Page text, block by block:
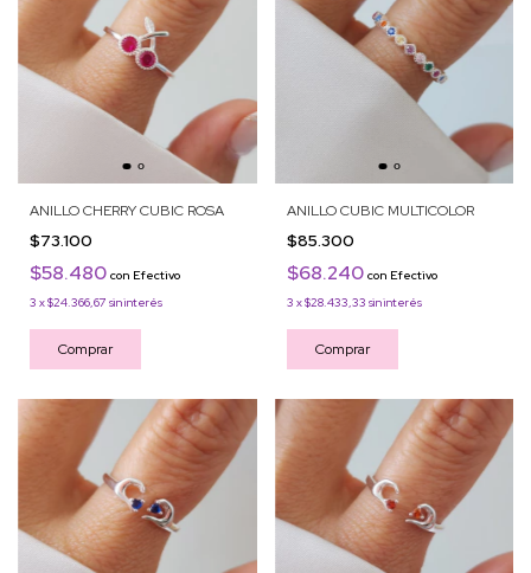
ANILLO CHERRY CUBIC ROSA
$73.100
$58.480 con Efectivo
3 x$24.366,67 sin interés
Comprar
ANILLO CUBIC MULTICOLOR
$85.300
$68.240 con Efectivo
3 x$28.433,33 sin interés
Comprar